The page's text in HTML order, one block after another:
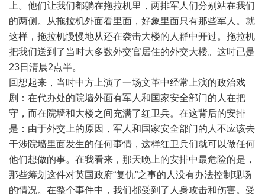
上。他们让我们都躺在拖拉机里，两排军人们分别站在我们
的两侧。从拖拉机外面看里面，好象里面只有那些军人。就
这样，拖拉机慢慢地从还在袭击大楼的人群中开过。拖拉机
把我们送到了当时大多数外交官居住的外交大楼。这时已是
23日清晨2点半。
回想起来，当时中方上演了一场文革中经常上演的政治戏
剧：在代办处的院墙外面有军人和国家安全部门的人在把
守，而在院墙和大楼之间充满了红卫兵。在这背后的安排
是：由于外交上的原因，军人和国家安全部门的人不应该去
干涉院墙里面发生的任何事情，这样红卫兵们就可以做任何
他们想做的事。在我看来，那天晚上的安排中最危险的是，
那些筹划这件对英国政府“复仇”之事的人没有办法控制现场
的情况。在整个事件中，我们都受到了人身攻击和伤害。受